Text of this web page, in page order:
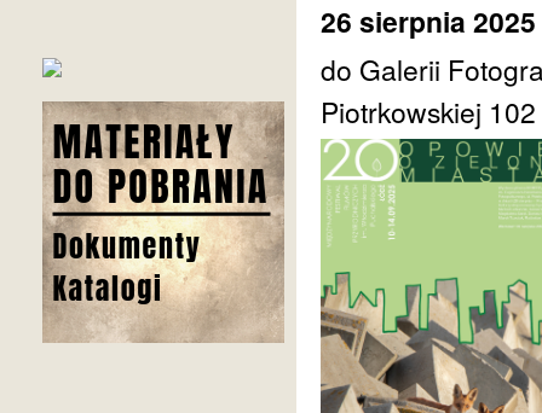
26 sierpnia
do Galerii
Piotrkowskiej 102